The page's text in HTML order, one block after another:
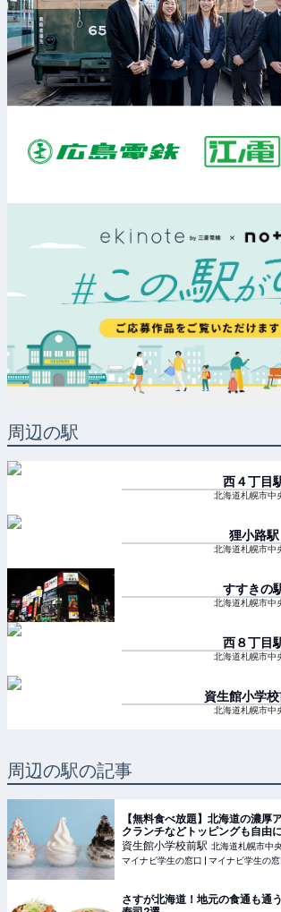
周辺の駅
西４丁目
北海道札幌市中
狸小路駅
北海道札幌市中
すすきの
北海道札幌市中
西８丁目
北海道札幌市中
資生館小学
北海道札幌市中
周辺の駅の記事
【無料食べ放題】北海道の濃厚
クランチなどトッピングも自由
のホテルが最高すぎる #Z世代
窓口
資生館小学校前駅 北海道札幌市中
マイナビ学生の窓口 | マイナビ学生の窓
さすが北海道！地元の食通も通